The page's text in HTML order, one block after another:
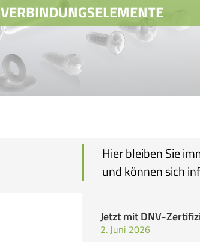
VERBINDUNGSELEMENTE
VERBINDUNGSELEMENTE
Hier bleiben Sie
und können sich
Jetzt mit DNV-
2. Juni 2026